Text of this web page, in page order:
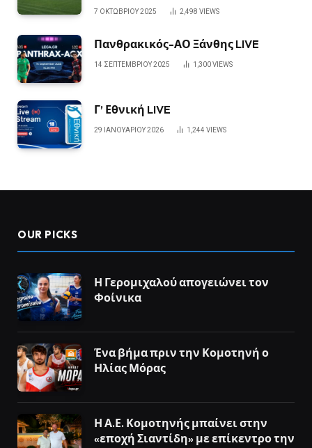
7 ΟΚΤΩΒΡΊΟΥ 2025 2,498 VIEWS
Πανθρακικός-ΑΟ Ξάνθης LIVE
14 ΣΕΠΤΕΜΒΡΊΟΥ 2025 1,300VIEWS
Γ’ Εθνική LIVE
29 ΙΑΝΟΥΑΡΊΟΥ 2026 1,244 VIEWS
OUR PICKS
Η Γερομιχαλού απογειώνει τον
Φοίνικα
Ένα βήμα πριν την Κομοτηνή ο
Ηλίας Μόρας
Η Α.Ε. Κομοτηνής μπαίνει στην
«εποχή Σιαντίδη» με επίκεντρο την